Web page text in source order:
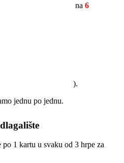
na 6
).
jednu po jednu.
1 kartu u svaku od 3 hrpe za